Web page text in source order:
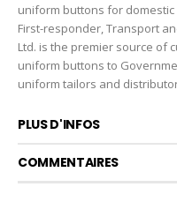
uniform buttons for domestic
First-responder, Transport
Ltd. is the premier source of
uniform buttons to
uniform tailors and
PLUS D'INFOS
COMMENTAIRES